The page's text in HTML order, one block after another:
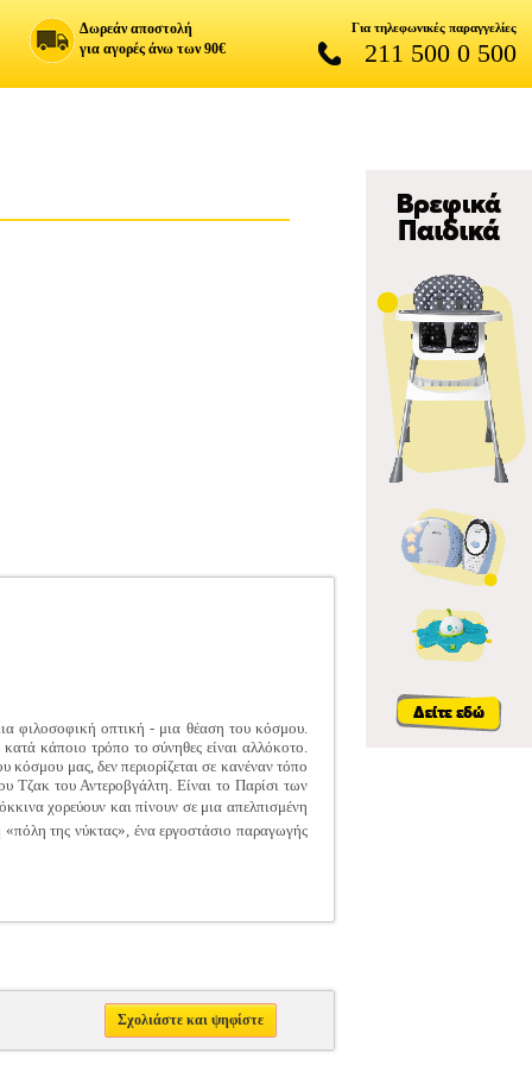
Δωρεάν αποστολή
για αγορές άνω των 90€
Για τηλεφωνικές παραγγελίες
211 500 0 500
φιλοσοφική οπτική - μια θέαση του κόσμου.
κάποιο τρόπο το σύνηθες είναι αλλόκοτο.
μας, δεν περιορίζεται σε κανέναν τόπο
Τζακ του Αντεροβγάλτη. Είναι το Παρίσι των
χορεύουν και πίνουν σε μια απελπισμένη
«πόλη της νύκτας», ένα εργοστάσιο παραγωγής
Σχολιάστε και ψηφίστε